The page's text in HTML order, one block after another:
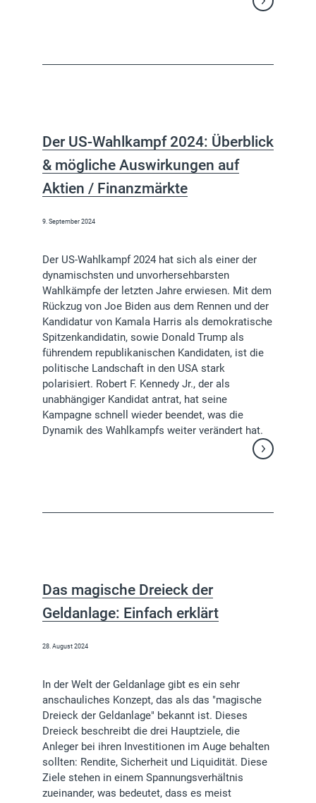
Weiterlesen
Der US-Wahlkampf 2024: Überblick
& mögliche Auswirkungen auf
Aktien / Finanzmärkte
9. September 2024
Der US-Wahlkampf 2024 hat sich als einer der
dynamischsten und unvorhersehbarsten
Wahlkämpfe der letzten Jahre erwiesen. Mit dem
Rückzug von Joe Biden aus dem Rennen und der
Kandidatur von Kamala Harris als demokratische
Spitzenkandidatin, sowie Donald Trump als
führendem republikanischen Kandidaten, ist die
politische Landschaft in den USA stark
polarisiert. Robert F. Kennedy Jr., der als
unabhängiger Kandidat antrat, hat seine
Kampagne schnell wieder beendet, was die
Dynamik des Wahlkampfs weiter verändert hat.
Weiterlesen
Das magische Dreieck der
Geldanlage: Einfach erklärt
28. August 2024
In der Welt der Geldanlage gibt es ein sehr
anschauliches Konzept, das als das "magische
Dreieck der Geldanlage" bekannt ist. Dieses
Dreieck beschreibt die drei Hauptziele, die
Anleger bei ihren Investitionen im Auge behalten
sollten: Rendite, Sicherheit und Liquidität. Diese
Ziele stehen in einem Spannungsverhältnis
zueinander, was bedeutet, dass es meist